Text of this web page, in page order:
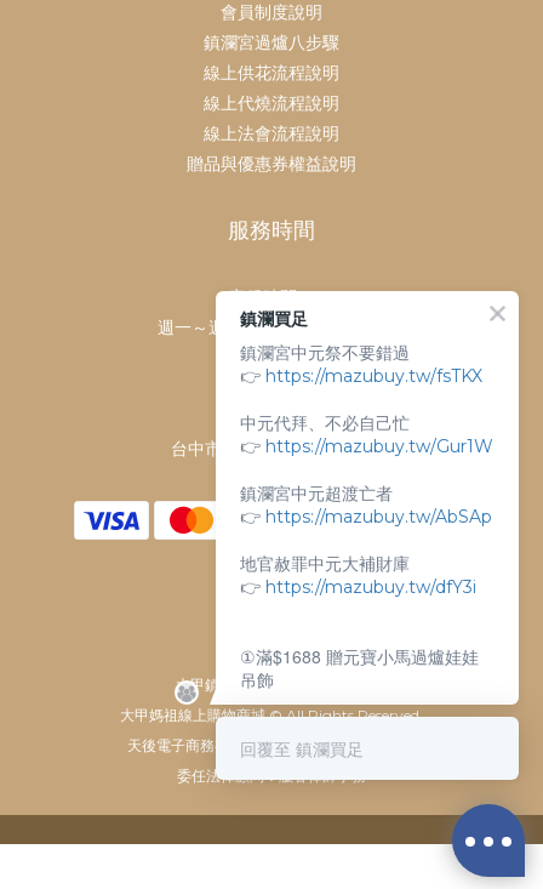
BUY NOW
會員制度說明
鎮瀾宮過爐八步驟
線上供花流程說明
線上代燒流程說明
線上法會流程說明
贈品與優惠券權益說明
服務時間
客服時間：
週一～週日 上午9點～下午6點
客服電話：
04-26763688
門市地址：
台中市大甲區順天路238號
大甲鎮瀾宮唯一指定 官方商城
大甲媽祖線上購物商城 © All Rights Reserved.
天後電子商務有限公司 / 統一編號 61929607
委任法律顧問：瀛睿律師事務
鎮瀾買足
鎮瀾宮中元祭不要錯過
👉 https://mazubuy.tw/fsTKX
中元代拜、不必自己忙
👉 https://mazubuy.tw/Gur1W
鎮瀾宮中元超渡亡者
👉 https://mazubuy.tw/AbSAp
地官赦罪中元大補財庫
👉 https://mazubuy.tw/dfY3i
①滿$1688 贈元寶小馬過爐娃娃
吊飾
給你滿滿的購物靈感
回覆至 鎮瀾買足